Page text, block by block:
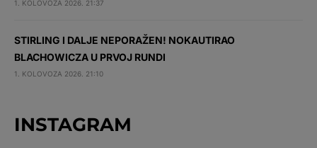
1. KOLOVOZA 2026. 21:37
STIRLING I DALJE NEPORAŽEN! NOKAUTIRAO
BLACHOWICZA U PRVOJ RUNDI
1. KOLOVOZA 2026. 21:10
INSTAGRAM